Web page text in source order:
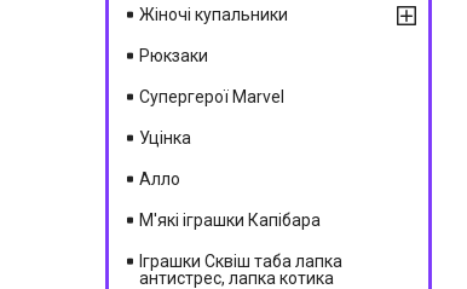
Жіночі купальники
Рюкзаки
Супергерої Marvel
Уцінка
Алло
М'які іграшки Капібара
Іграшки Сквіш таба лапка
антистрес, лапка котика